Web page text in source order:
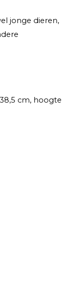
jonge dieren,
cm, hoogte